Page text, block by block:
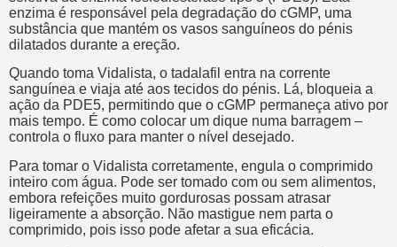
enzima é responsável pela degradação do cGMP, uma
substância que mantém os vasos sanguíneos do pénis
dilatados durante a ereção.
Quando toma Vidalista, o tadalafil entra na corrente
sanguínea e viaja até aos tecidos do pénis. Lá, bloqueia a
ação da PDE5, permitindo que o cGMP permaneça ativo por
mais tempo. É como colocar um dique numa barragem –
controla o fluxo para manter o nível desejado.
Para tomar o Vidalista corretamente, engula o comprimido
inteiro com água. Pode ser tomado com ou sem alimentos,
embora refeições muito gordurosas possam atrasar
ligeiramente a absorção. Não mastigue nem parta o
comprimido, pois isso pode afetar a sua eficácia.